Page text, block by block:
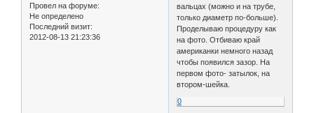
Провел на форуме:
Не определено
Последний визит:
2012-08-13 21:23:36
вальцах (можно и на трубе,
только диаметр по-больше).
Проделываю процедуру как
на фото. Отбиваю край
американки немного назад
чтобы появился зазор. На
первом фото- затылок, на
втором-шейка.
0